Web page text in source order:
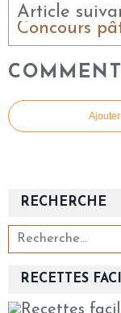
Article
RECHERCHE
RECETTES